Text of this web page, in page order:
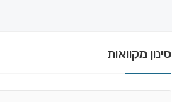
סינון מקוואות